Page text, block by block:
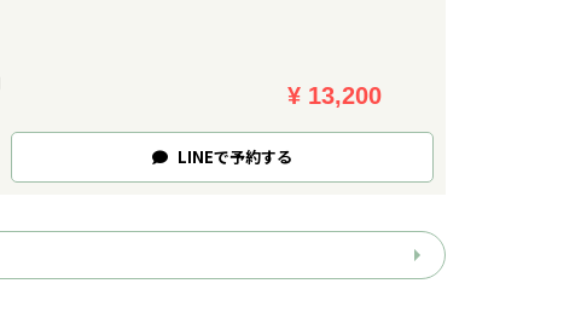
¥ 13,200
LINEで予約する